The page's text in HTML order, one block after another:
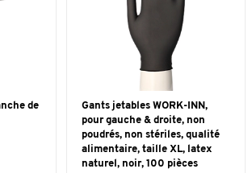
de
Gants jetables WORK-INN,
pour gauche & droite, non
poudrés, non stériles, qualité
alimentaire, taille XL, latex
naturel, noir, 100 pièces